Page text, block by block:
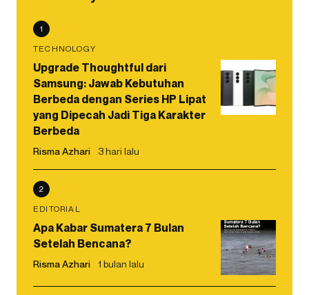
1
TECHNOLOGY
Upgrade Thoughtful dari
Samsung: Jawab Kebutuhan
Berbeda dengan Series HP Lipat
yang Dipecah Jadi Tiga Karakter
Berbeda
Risma Azhari 3 hari lalu
2
EDITORIAL
Apa Kabar Sumatera 7 Bulan
Setelah Bencana?
Risma Azhari 1 bulan lalu